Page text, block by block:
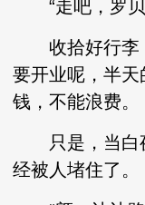
“走吧，罗贝
收拾好行李
要开业呢，半
钱，不能浪费。
只是，当白
经被人堵住了。